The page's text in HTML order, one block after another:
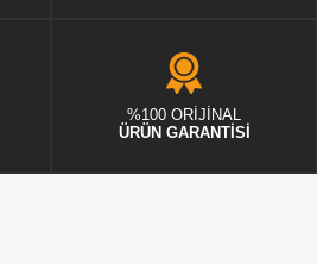
%100 ORİJİNAL
ÜRÜN GARANTİSİ